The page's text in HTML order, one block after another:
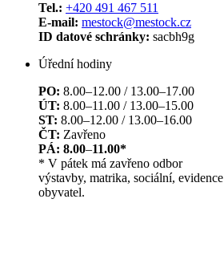
Tel.: +420 491 467 511
E-mail: mestock@mestock.cz
ID datové schránky: sacbh9g
Úřední hodiny
PO: 8.00–12.00 / 13.00–17.00
ÚT: 8.00–11.00 / 13.00–15.00
ST: 8.00–12.00 / 13.00–16.00
ČT: Zavřeno
PÁ: 8.00–11.00*
* V pátek má zavřeno odbor
výstavby, matrika, sociální, evidence
obyvatel.